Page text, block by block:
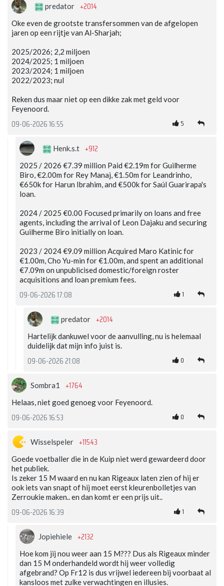
predator +2014
Oke even de grootste transfersommen van de afgelopen
jaren op een rijtje van Al-Sharjah;
2025/2026; 2,2 miljoen
2024/2025; 1 miljoen
2023/2024; 1 miljoen
2022/2023; nul
Reken dus maar niet op een dikke zak met geld voor
Feyenoord.
09-06-2026 16:55 5
Henk.s.t +912
2025 / 2026 €7.39 million Paid €2.19m for Guilherme
Biro, €2.00m for Rey Manaj, €1.50m for Leandrinho,
€650k for Harun Ibrahim, and €500k for Saúl Guarirapa's
loan.
2024 / 2025 €0.00 Focused primarily on loans and free
agents, including the arrival of Leon Dajaku and securing
Guilherme Biro initially on loan.
2023 / 2024 €9.09 million Acquired Maro Katinic for
€1.00m, Cho Yu-min for €1.00m, and spent an additional
€7.09m on unpublicised domestic/foreign roster
acquisitions and loan premium fees.
09-06-2026 17:08 1
predator +2014
Hartelijk dankuwel voor de aanvulling, nu is helemaal
duidelijk dat mijn info juist is.
09-06-2026 21:08 0
Sombra1 +1764
Helaas, niet goed genoeg voor Feyenoord.
09-06-2026 16:53 0
Wisselspeler +11543
Goede voetballer die in de Kuip niet werd gewardeerd door
het publiek.
Is zeker 15 M waard en nu kan Rigeaux laten zien of hij er
ook iets van snapt of hij moet eerst kleurenbolletjes van
Zerroukie maken.. en dan komt er een prijs uit..
09-06-2026 16:39 1
Jopiehiele +2132
Hoe kom jij nou weer aan 15 M??? Dus als Rigeaux minder
dan 15 M onderhandeld wordt hij weer volledig
afgebrand? Op Fr12 is dus vrijwel iedereen bij voorbaat al
kansloos met zulke verwachtingen en illusies.